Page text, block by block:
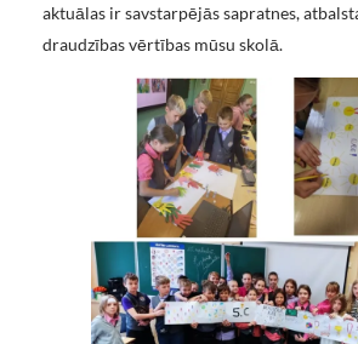
aktuālas ir savstarpējās sapratnes,
draudzības vērtības mūsu skolā.